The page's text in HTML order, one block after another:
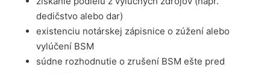
dedičstvo alebo dar)
existenciu notárskej zápisnice o zúžení alebo
vylúčení BSM
súdne rozhodnutie o zrušení BSM ešte pred